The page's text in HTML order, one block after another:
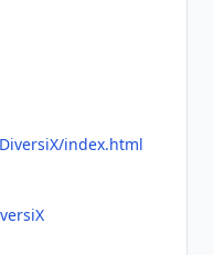
index.html